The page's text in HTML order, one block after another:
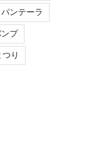
パンテーラ
ンプ
り